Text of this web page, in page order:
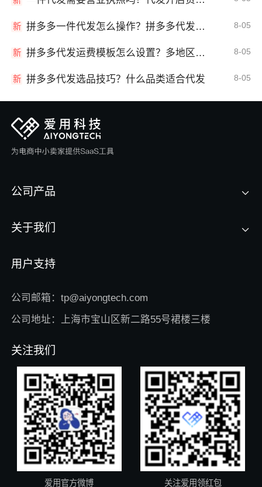
新 拼多多一件代发怎么操作？拼多多代发全流程 8-05
新 拼多多代发运费模板怎么设置？多地区运费 8-05
新 拼多多代发选品技巧？什么品类适合代发 8-05
公司产品
关于我们
用户支持
公司邮箱：tp@aiyongtech.com
公司地址：上海市宝山区新二路55号裙楼三楼
关注我们
爱用官方微博 关注爱用领红包